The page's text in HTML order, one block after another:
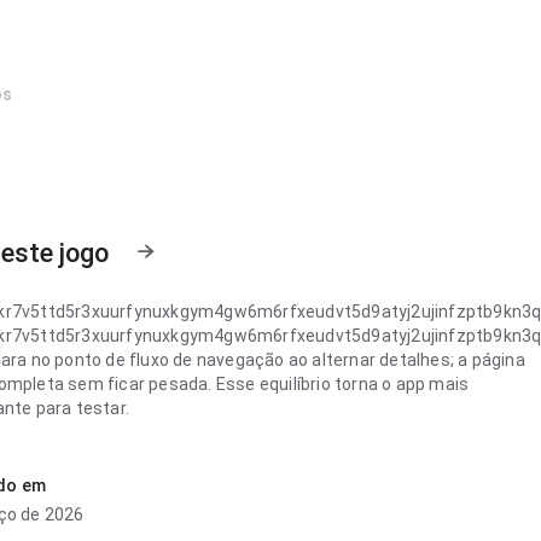
jogo
no ponto de fluxo de navegação ao alternar detalhes; a página
sem ficar pesada. Esse equilíbrio torna o app mais
para testar.
no ponto de velocidade de carregamento ao navegar por
a página não parece carregada. Isso passa mais confiança ao
em
de 2026